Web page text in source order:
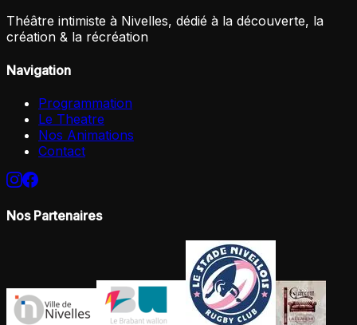
Théâtre intimiste à Nivelles, dédié à la découverte, la
création & la récréation
Navigation
Programmation
Le Theatre
Nos Animations
Contact
Nos Partenaires